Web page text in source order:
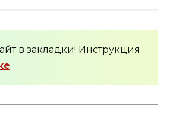
в закладки! Инструкция
.